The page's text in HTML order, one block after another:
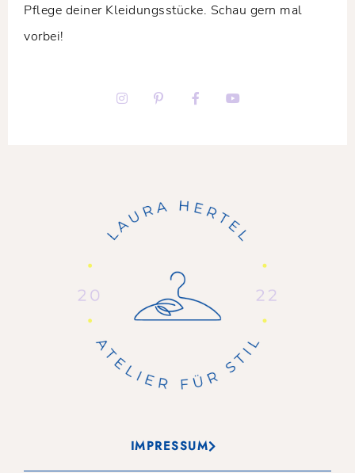
Pflege deiner Kleidungsstücke. Schau gern mal
vorbei!
IMPRESSUM